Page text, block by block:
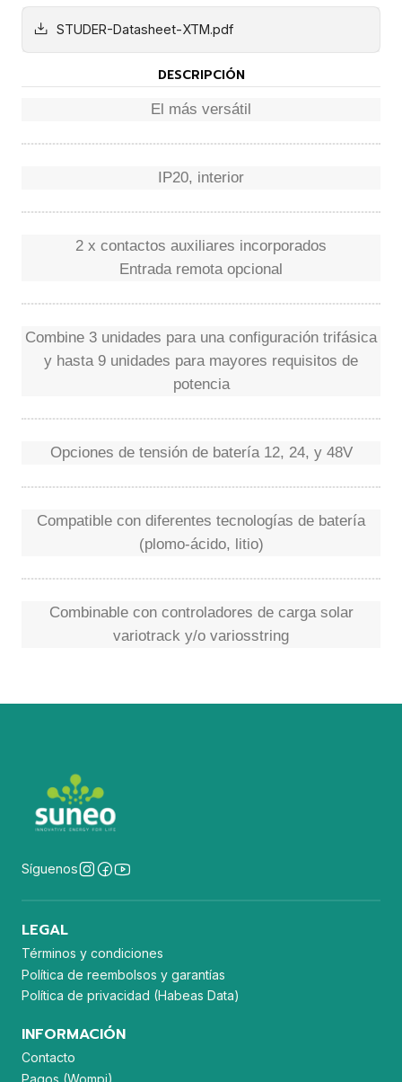
STUDER-Datasheet-XTM.pdf
DESCRIPCIÓN
El más versátil
IP20, interior
2 x contactos auxiliares incorporados
Entrada remota opcional
Combine 3 unidades para una configuración trifásica
y hasta 9 unidades para mayores requisitos de
potencia
Opciones de tensión de batería 12, 24, y 48V
Compatible con diferentes tecnologías de batería
(plomo-ácido, litio)
Combinable con controladores de carga solar
variotrack y/o variosstring
Síguenos
LEGAL
Términos y condiciones
Política de reembolsos y garantías
Política de privacidad (Habeas Data)
INFORMACIÓN
Contacto
Pagos (Wompi)